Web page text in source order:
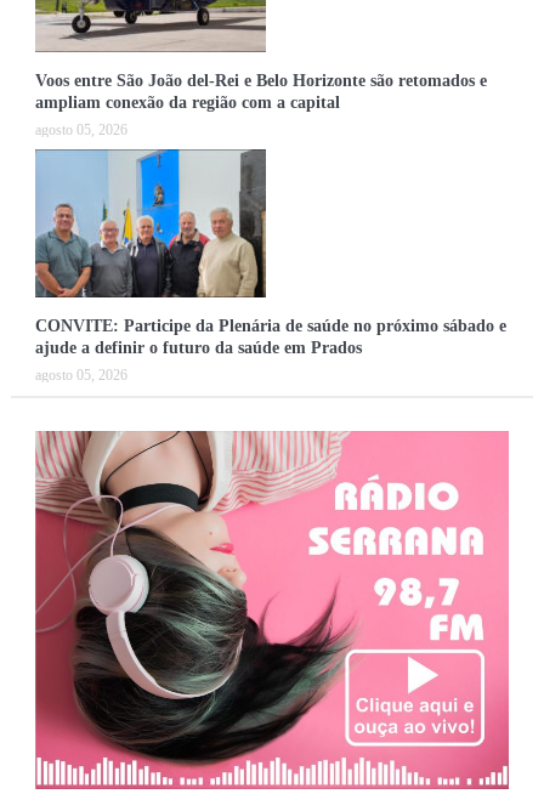
Voos entre São João del-Rei e Belo Horizonte são retomados e
ampliam conexão da região com a capital
agosto 05, 2026
CONVITE: Participe da Plenária de saúde no próximo sábado e
ajude a definir o futuro da saúde em Prados
agosto 05, 2026